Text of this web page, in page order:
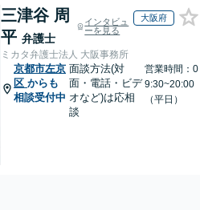
三津谷 周
平 弁護士
インタビュ
ーを見る
大阪府
ミカタ弁護士法人 大阪事務所
京都市左京
区 からも
相談受付中
面談方法(対
面・電話・ビデ
オなど)は応相
談
営業時間：0
9:30~20:00
（平日）